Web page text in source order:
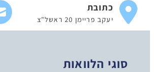
כתובת
יעקב פריימן 20 ראשל"צ
סוגי הלוואות